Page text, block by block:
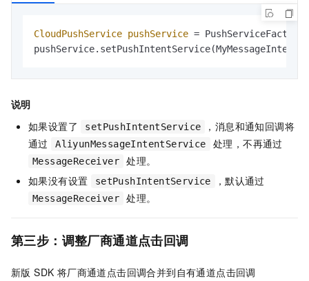
CloudPushService pushService =
说明
如果设置了
setPushIntentService
，消息和通知回调将
通过
AliyunMessageIntentService 处理，不再通过
MessageReceiver
处理。
如果没有设置
setPushIntentService ，默认通过
MessageReceiver 处理。
第三步：调整厂商通道点击回调
新版 SDK 将厂商通道点击回调合并到自有通道点击回调